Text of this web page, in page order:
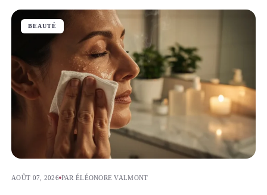
BEAUTÉ
AOÛT 07, 2026 PAR ÉLÉONORE VALMONT